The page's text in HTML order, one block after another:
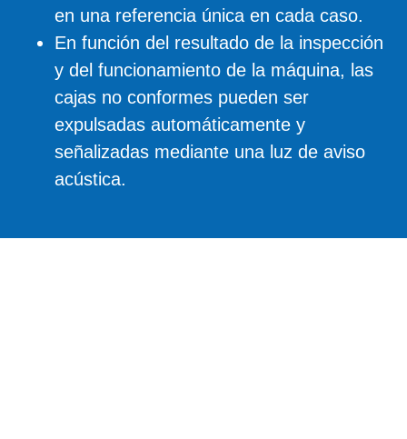
en una referencia única en cada caso.
En función del resultado de la inspección
y del funcionamiento de la máquina, las
cajas no conformes pueden ser
expulsadas automáticamente y
señalizadas mediante una luz de aviso
acústica.